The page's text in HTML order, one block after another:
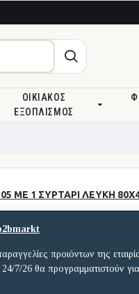
ΟΙΚΙΑΚΌΣ
ΕΞΟΠΛΙΣΜΌΣ
ΜΕ 1 ΣΥΡΤΑΡΙ ΛΕΥΚΗ
προιόντων της
7/26 θα προγραμματιστούν